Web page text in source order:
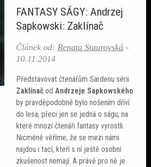
FANTASY SÁGY: Andrzej
Sapkowski: Zaklínač
Článek od:Renata Staurovská -
10.11.2014
Představovat čtenářům Sardenu sérii
Zaklínač odAndrzeje Sapkowského
by pravděpodobně bylo nošením dříví
do lesa, přeci jen se jedná o ságu, na
které mnozí čtenáři fantasy vyrostli.
Nicméně věříme, že se mezi námi
najdou i tací, kteří s ní ještě osobní
zkušenost nemají. A právě pro ně je